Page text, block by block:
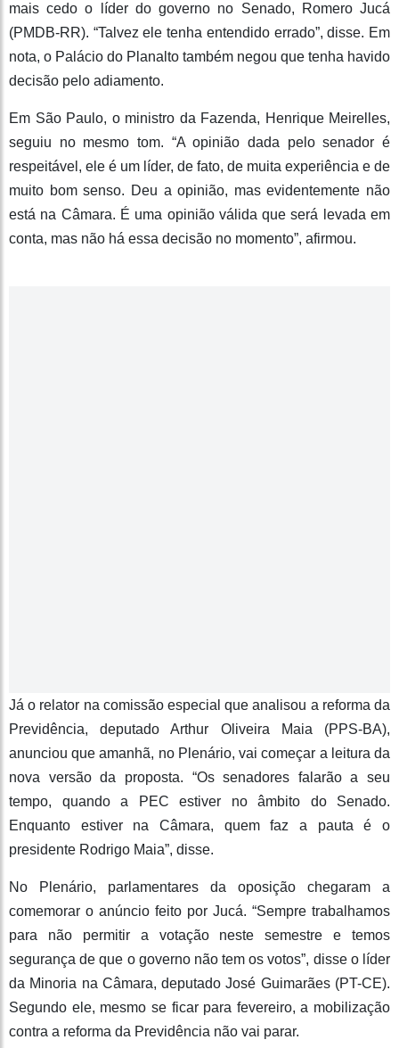
mais cedo o líder do governo no Senado, Romero Jucá
(PMDB-RR). “Talvez ele tenha entendido errado”, disse. Em
nota, o Palácio do Planalto também negou que tenha havido
decisão pelo adiamento.
Em São Paulo, o ministro da Fazenda, Henrique Meirelles,
seguiu no mesmo tom. “A opinião dada pelo senador é
respeitável, ele é um líder, de fato, de muita experiência e de
muito bom senso. Deu a opinião, mas evidentemente não
está na Câmara. É uma opinião válida que será levada em
conta, mas não há essa decisão no momento”, afirmou.
Já o relator na comissão especial que analisou a reforma da
Previdência, deputado Arthur Oliveira Maia (PPS-BA),
anunciou que amanhã, no Plenário, vai começar a leitura da
nova versão da proposta. “Os senadores falarão a seu
tempo, quando a PEC estiver no âmbito do Senado.
Enquanto estiver na Câmara, quem faz a pauta é o
presidente Rodrigo Maia”, disse.
No Plenário, parlamentares da oposição chegaram a
comemorar o anúncio feito por Jucá. “Sempre trabalhamos
para não permitir a votação neste semestre e temos
segurança de que o governo não tem os votos”, disse o líder
da Minoria na Câmara, deputado José Guimarães (PT-CE).
Segundo ele, mesmo se ficar para fevereiro, a mobilização
contra a reforma da Previdência não vai parar.